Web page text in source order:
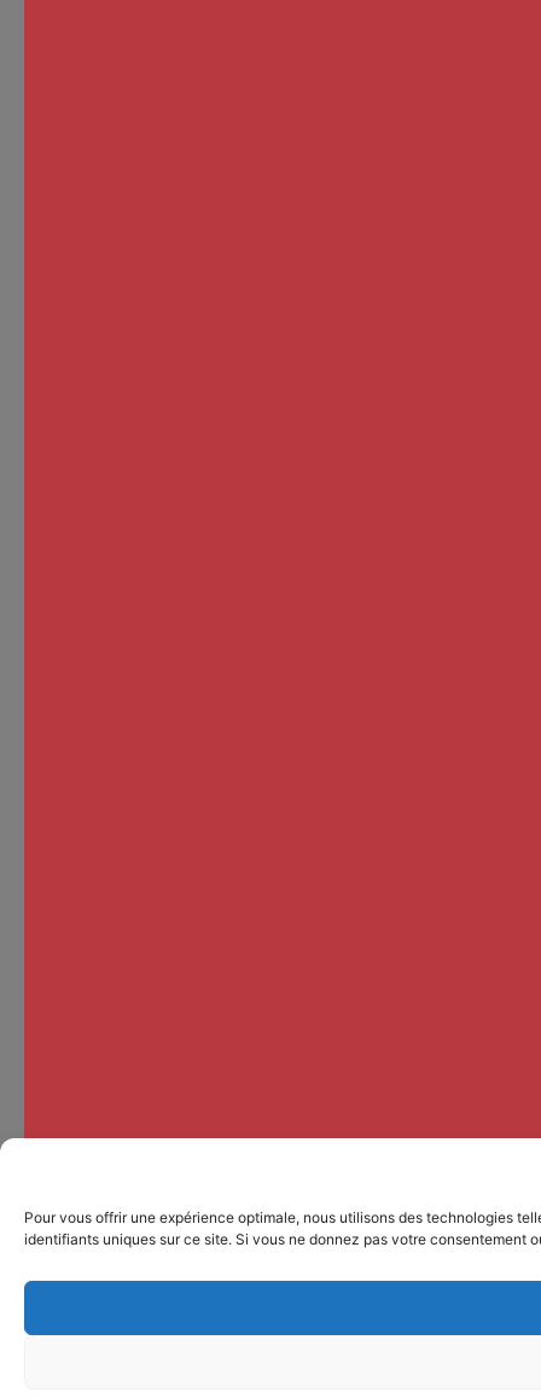
Pour vous offrir une expérience optimale, nous utilisons des technologies
identifiants uniques sur ce site. Si vous ne donnez pas votre